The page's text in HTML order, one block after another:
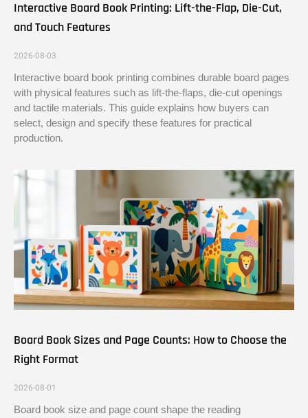
Interactive Board Book Printing: Lift-the-Flap, Die-Cut,
and Touch Features
2026-08-03
Interactive board book printing combines durable board pages
with physical features such as lift-the-flaps, die-cut openings
and tactile materials. This guide explains how buyers can
select, design and specify these features for practical
production.
Board Book Sizes and Page Counts: How to Choose the
Right Format
2026-08-01
Board book size and page count shape the reading